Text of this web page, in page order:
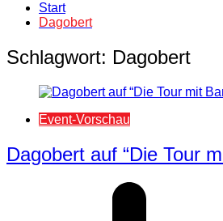
Start
Dagobert
Schlagwort: Dagobert
Event-Vorschau
Dagobert auf “Die Tour